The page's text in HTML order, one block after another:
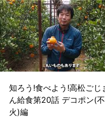
知ろう!食べよう!高松ごじ
ん給食第20話 デコポン(
火)編